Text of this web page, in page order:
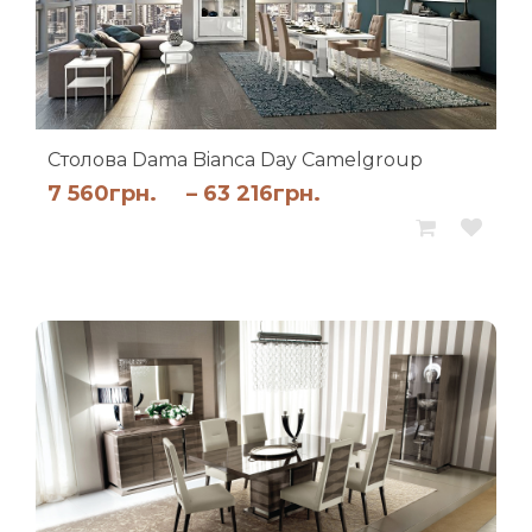
Столова Dama Bianca Day Camelgroup
7 560грн. – 63 216грн.
63
216грн.